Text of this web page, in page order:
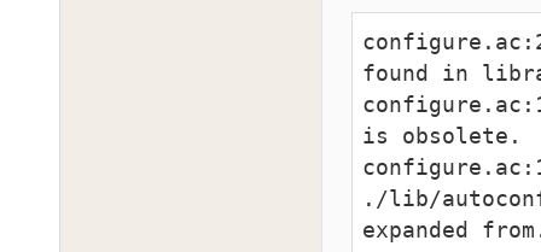
found in
is obsolete.
./lib/autoconf/
expanded